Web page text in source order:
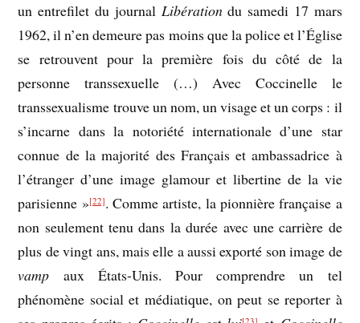
un entrefilet du journal Libérationdu samedi 17 mars
1962, il n’en demeure pas moins que la police et l’Église
se retrouvent pour la première fois du côté de la
personne transsexuelle (…) Avec Coccinelle le
transsexualisme trouve un nom, un visage et un corps : il
s’incarne dans la notoriété internationale d’une star
connue de la majorité des Français et ambassadrice à
l’étranger d’une image glamour et libertine de la vie
parisienne »[22]. Comme artiste, la pionnière française a
non seulement tenu dans la durée avec une carrière de
plus de vingt ans, mais elle a aussi exporté son image de
vamp aux États-Unis. Pour comprendre un tel
phénomène social et médiatique, on peut se reporter à